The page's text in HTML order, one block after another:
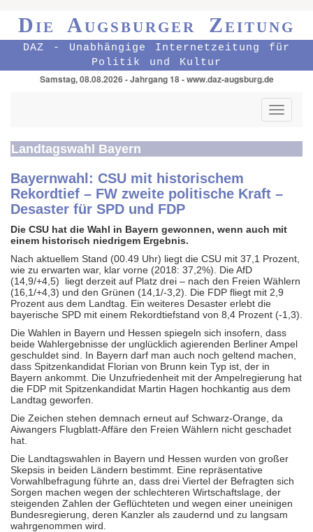
Die Augsburger Zeitung
DAZ - Unabhängige Internetzeitung für
Politik und Kultur
Samstag, 08.08.2026 - Jahrgang 18 - www.daz-augsburg.de
Toggle
Landtagswahl Bayern
Bayernwahl: CSU mit historischem
Rekordtief – FW zweite politische Kraft –
Desaster für SPD und FDP
Die CSU hat die Wahl in Bayern gewonnen, wenn auch mit
einem historisch niedrigem Ergebnis.
Nach aktuellem Stand (00.49 Uhr) liegt die CSU mit 37,1 Prozent,
wie zu erwarten war, klar vorne (2018: 37,2%). Die AfD
(14,9/+4,5) liegt derzeit auf Platz drei – nach den Freien Wählern
(16,1/+4,3) und den Grünen (14,1/-3,2). Die FDP fliegt mit 2,9
Prozent aus dem Landtag. Ein weiteres Desaster erlebt die
bayerische SPD mit einem Rekordtiefstand von 8,4 Prozent (-1,3).
Die Wahlen in Bayern und Hessen spiegeln sich insofern, dass
beide Wahlergebnisse der unglücklich agierenden Berliner Ampel
geschuldet sind. In Bayern darf man auch noch geltend machen,
dass Spitzenkandidat Florian von Brunn kein Typ ist, der in
Bayern ankommt. Die Unzufriedenheit mit der Ampelregierung hat
die FDP mit Spitzenkandidat Martin Hagen hochkantig aus dem
Landtag geworfen.
Die Zeichen stehen demnach erneut auf Schwarz-Orange, da
Aiwangers Flugblatt-Affäre den Freien Wählern nicht geschadet
hat.
Die Landtagswahlen in Bayern und Hessen wurden von großer
Skepsis in beiden Ländern bestimmt. Eine repräsentative
Vorwahlbefragung führte an, dass drei Viertel der Befragten sich
Sorgen machen wegen der schlechteren Wirtschaftslage, der
steigenden Zahlen der Geflüchteten und wegen einer uneinigen
Bundesregierung, deren Kanzler als zaudernd und zu langsam
wahrgenommen wird.